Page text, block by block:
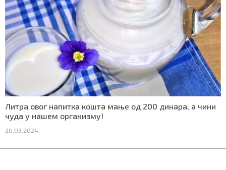
Литра овог напитка кошта мање од 200 динара, а чини
чуда у нашем организму!
26.03.2024.